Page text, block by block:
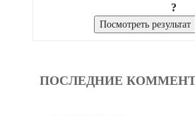
?
ПОСЛЕДНИЕ